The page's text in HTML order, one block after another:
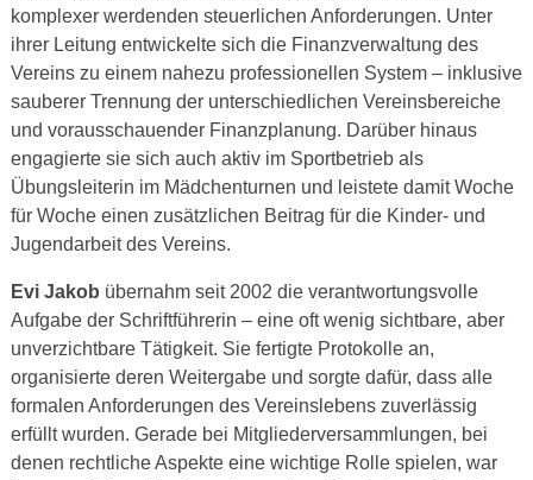
komplexer werdenden steuerlichen Anforderungen. Unter
ihrer Leitung entwickelte sich die Finanzverwaltung des
Vereins zu einem nahezu professionellen System – inklusive
sauberer Trennung der unterschiedlichen Vereinsbereiche
und vorausschauender Finanzplanung. Darüber hinaus
engagierte sie sich auch aktiv im Sportbetrieb als
Übungsleiterin im Mädchenturnen und leistete damit Woche
für Woche einen zusätzlichen Beitrag für die Kinder- und
Jugendarbeit des Vereins.
Evi Jakob übernahm seit 2002 die verantwortungsvolle
Aufgabe der Schriftführerin – eine oft wenig sichtbare, aber
unverzichtbare Tätigkeit. Sie fertigte Protokolle an,
organisierte deren Weitergabe und sorgte dafür, dass alle
formalen Anforderungen des Vereinslebens zuverlässig
erfüllt wurden. Gerade bei Mitgliederversammlungen, bei
denen rechtliche Aspekte eine wichtige Rolle spielen, war